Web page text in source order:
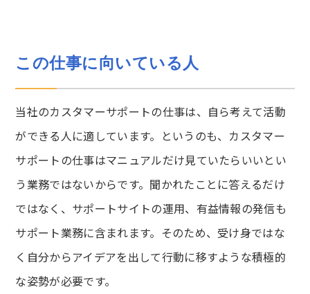
この仕事に向いている人
当社のカスタマーサポートの仕事は、自ら考えて活動
ができる人に適しています。というのも、カスタマー
サポートの仕事はマニュアルだけ見ていたらいいとい
う業務ではないからです。聞かれたことに答えるだけ
ではなく、サポートサイトの運用、有益情報の発信も
サポート業務に含まれます。そのため、受け身ではな
く自分からアイデアを出して行動に移すような積極的
な姿勢が必要です。